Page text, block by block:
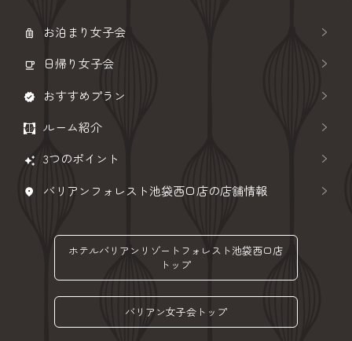
お泊まり女子会
日帰り女子会
おすすめプラン
ルーム紹介
3つのポイント
バリアンフォレスト池袋西口店の店舗情報
ホテルバリアンリゾートフォレスト池袋西口店
トップ
バリアン女子会トップ